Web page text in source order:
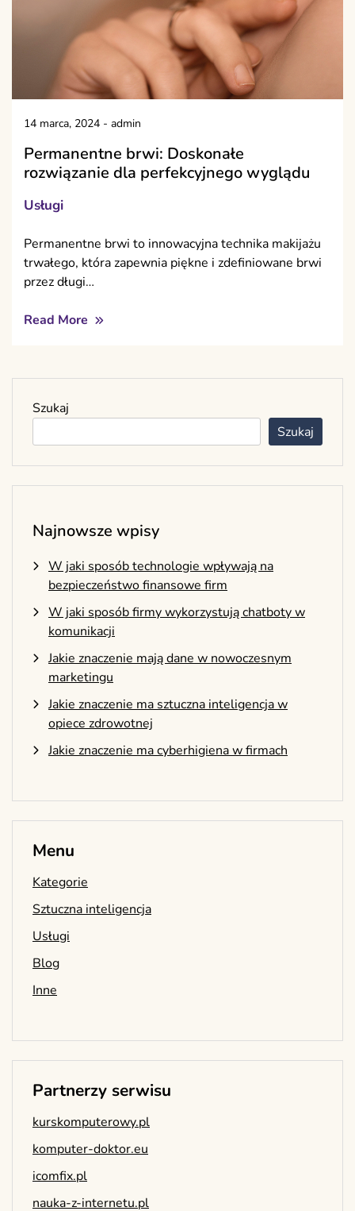
14 marca, 2024 - admin
Permanentne brwi: Doskonałe
rozwiązanie dla perfekcyjnego wyglądu
Usługi
Permanentne brwi to innowacyjna technika makijażu
trwałego, która zapewnia piękne i zdefiniowane brwi
przez długi…
Read More
Szukaj
Szukaj
Najnowsze wpisy
W jaki sposób technologie wpływają na
bezpieczeństwo finansowe firm
W jaki sposób firmy wykorzystują chatboty w
komunikacji
Jakie znaczenie mają dane w nowoczesnym
marketingu
Jakie znaczenie ma sztuczna inteligencja w
opiece zdrowotnej
Jakie znaczenie ma cyberhigiena w firmach
Menu
Kategorie
Sztuczna inteligencja
Usługi
Blog
Inne
Partnerzy serwisu
kurskomputerowy.pl
komputer-doktor.eu
icomfix.pl
nauka-z-internetu.pl